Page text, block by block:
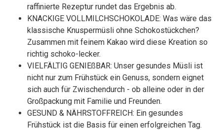
raffinierte Rezeptur rundet das Ergebnis ab.
KNACKIGE VOLLMILCHSCHOKOLADE: Was wäre das
klassische Knuspermüsli ohne Schokostückchen?
Zusammen mit feinem Kakao wird diese Kreation so
richtig schoko-lecker.
VIELFÄLTIG GENIEßBAR: Unser gesundes Müsli ist
nicht nur zum Frühstück ein Genuss, sondern eignet
sich auch für Zwischendurch - ob alleine oder in der
Großpackung mit Familie und Freunden.
GESUND & NÄHRSTOFFREICH: Ein gesundes
Frühstück ist die Basis für einen erfolgreichen Tag.